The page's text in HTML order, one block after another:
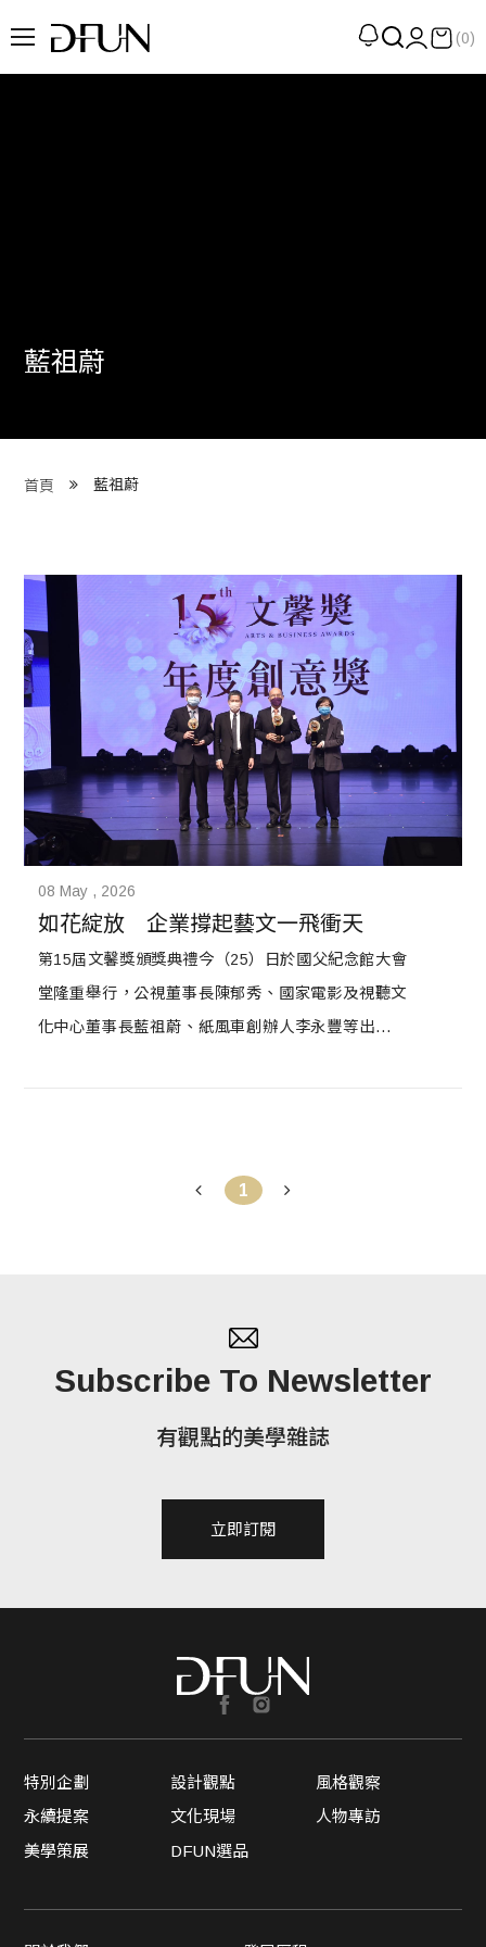
展
們 About DFUN
藏 Cover Archives
團 Square Rich
們 Contact Us
(0)
藍祖蔚
首頁 藍祖蔚
08 May , 2026
如花綻放　企業撐起藝文一飛衝天
第15屆文馨獎頒獎典禮今（25）日於國父紀念館大會
堂隆重舉行，公視董事長陳郁秀、國家電影及視聽文
化中心董事長藍祖蔚、紙風車創辦人李永豐等出席頒
1
Subscribe To Newsletter
有觀點的美學雜誌
立即訂閱
特別企劃 設計觀點
風格觀察
永續提案
文化現場
人物專訪
美學策展
DFUN選品